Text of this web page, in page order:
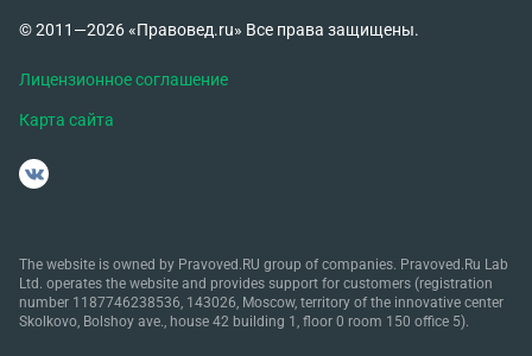
© 2011—2026 «Правовед.ru» Все права защищены.
Лицензионное соглашение
Карта сайта
The website is owned by Pravoved.RU group of companies. Pravoved.Ru Lab
Ltd. operates the website and provides support for customers (registration
number 1187746238536, 143026, Moscow, territory of the innovative center
Skolkovo, Bolshoy ave., house 42 building 1, floor 0 room 150 office 5).